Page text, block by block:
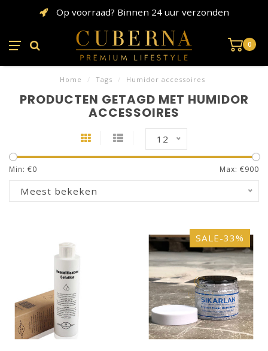
Op voorraad? Binnen 24 uur verzonden
0
Home / Tags / Humidor accessoires
PRODUCTEN GETAGD MET HUMIDOR
ACCESSOIRES
12
Min: €0 Max: €900
Meest bekeken
SALE-33%